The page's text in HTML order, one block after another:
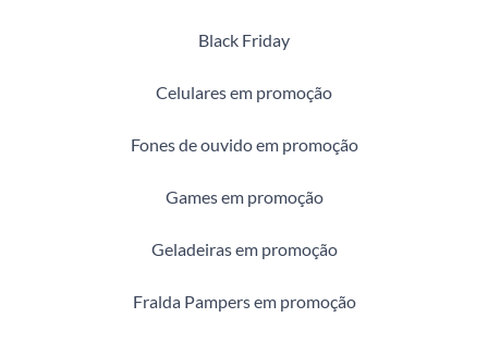
Black Friday
Celulares em promoção
Fones de ouvido em promoção
Games em promoção
Geladeiras em promoção
Fralda Pampers em promoção